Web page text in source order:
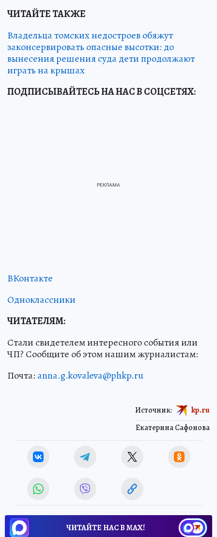
ЧИТАЙТЕ ТАКЖЕ
Владельца томских недостроев обяжут
законсервировать опасные высотки: до
вынесения решения суда дети продолжают
играть на крышах
ПОДПИСЫВАЙТЕСЬ НА НАС В СОЦСЕТЯХ:
ВКонтакте
Одноклассники
ЧИТАТЕЛЯМ:
Стали свидетелем интересного события или
ЧП? Сообщите об этом нашим журналистам:
Почта: anna.g.kovaleva@phkp.ru
Екатерина Сафонова
Источник: kp.ru
ЧИТАЙТЕ НАС В МАХ!